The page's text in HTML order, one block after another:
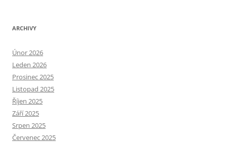
ARCHIVY
Únor 2026
Leden 2026
Prosinec 2025
Listopad 2025
Říjen 2025
Září 2025
Srpen 2025
Červenec 2025